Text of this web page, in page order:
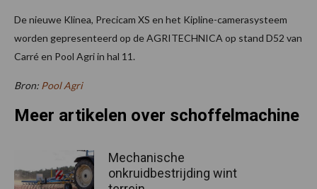
De nieuwe Klinea, Precicam XS en het Kipline-camerasysteem
worden gepresenteerd op de AGRITECHNICA op stand D52 van
Carré en Pool Agri in hal 11.
Bron: Pool Agri
Meer artikelen over schoffelmachine
Mechanische
onkruidbestrijding wint